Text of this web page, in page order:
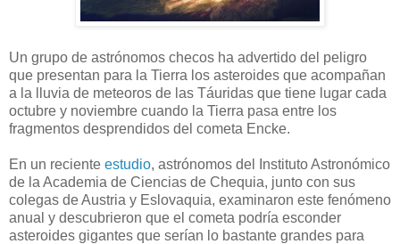
Un grupo de astrónomos checos ha advertido del peligro
que presentan para la Tierra los asteroides que acompañan
a la lluvia de meteoros de las Táuridas que tiene lugar cada
octubre y noviembre cuando la Tierra pasa entre los
fragmentos desprendidos del cometa Encke.
En un reciente estudio, astrónomos del Instituto Astronómico
de la Academia de Ciencias de Chequia, junto con sus
colegas de Austria y Eslovaquia, examinaron este fenómeno
anual y descubrieron que el cometa podría esconder
asteroides gigantes que serían lo bastante grandes para